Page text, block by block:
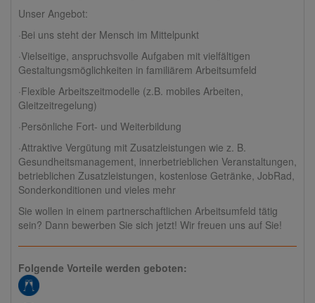
Unser Angebot:
·Bei uns steht der Mensch im Mittelpunkt
·Vielseitige, anspruchsvolle Aufgaben mit vielfältigen
Gestaltungsmöglichkeiten in familiärem Arbeitsumfeld
·Flexible Arbeitszeitmodelle (z.B. mobiles Arbeiten,
Gleitzeitregelung)
·Persönliche Fort- und Weiterbildung
·Attraktive Vergütung mit Zusatzleistungen wie z. B.
Gesundheitsmanagement, innerbetrieblichen Veranstaltungen,
betrieblichen Zusatzleistungen, kostenlose Getränke, JobRad,
Sonderkonditionen und vieles mehr
Sie wollen in einem partnerschaftlichen Arbeitsumfeld tätig
sein? Dann bewerben Sie sich jetzt! Wir freuen uns auf Sie!
Folgende Vorteile werden geboten: